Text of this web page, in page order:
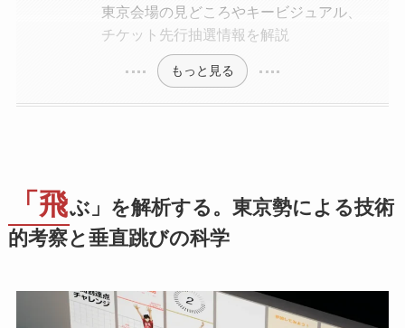
東京会場の見どころやキービジュアル、
チケット先行抽選情報を解説
もっと見る
「飛ぶ」を解析する。東京勢による技術
的考察と垂直跳びの科学